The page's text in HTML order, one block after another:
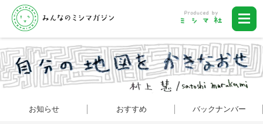
お知らせ おすすめ バックナンバー